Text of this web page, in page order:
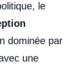
le
dominée par
une